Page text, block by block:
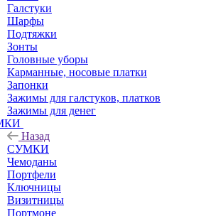
Галстуки
Шарфы
Подтяжки
Зонты
Головные уборы
Карманные, носовые платки
Запонки
Зажимы для галстуков, платков
Зажимы для денег
Назад
СУМКИ
Чемоданы
Портфели
Ключницы
Визитницы
Портмоне